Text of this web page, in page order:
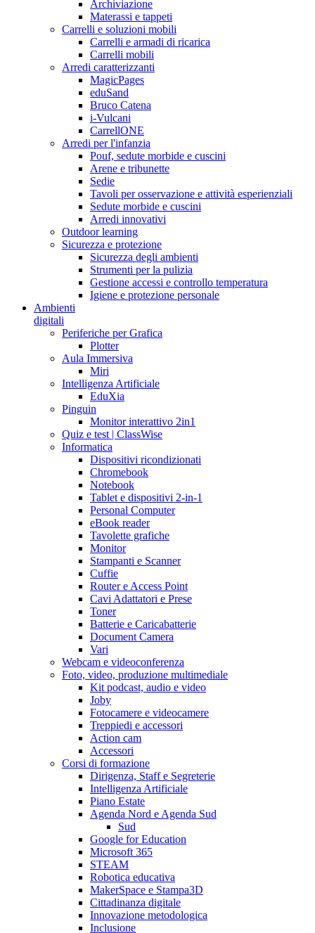
Archiviazione
Materassi e tappeti
Carrelli e soluzioni mobili
Carrelli e armadi di ricarica
Carrelli mobili
Arredi caratterizzanti
MagicPages
eduSand
Bruco Catena
i-Vulcani
CarrellONE
Arredi per l'infanzia
Pouf, sedute morbide e cuscini
Arene e tribunette
Sedie
Tavoli per osservazione e attività esperienziali
Sedute morbide e cuscini
Arredi innovativi
Outdoor learning
Sicurezza e protezione
Sicurezza degli ambienti
Strumenti per la pulizia
Gestione accessi e controllo temperatura
Igiene e protezione personale
Ambienti
digitali
Periferiche per Grafica
Plotter
Aula Immersiva
Miri
Intelligenza Artificiale
EduXia
Pinguin
Monitor interattivo 2in1
Quiz e test | ClassWise
Informatica
Dispositivi ricondizionati
Chromebook
Notebook
Tablet e dispositivi 2-in-1
Personal Computer
eBook reader
Tavolette grafiche
Monitor
Stampanti e Scanner
Cuffie
Router e Access Point
Cavi Adattatori e Prese
Toner
Batterie e Caricabatterie
Document Camera
Vari
Webcam e videoconferenza
Foto, video, produzione multimediale
Kit podcast, audio e video
Joby
Fotocamere e videocamere
Treppiedi e accessori
Action cam
Accessori
Corsi di formazione
Dirigenza, Staff e Segreterie
Intelligenza Artificiale
Piano Estate
Agenda Nord e Agenda Sud
Sud
Google for Education
Microsoft 365
STEAM
Robotica educativa
MakerSpace e Stampa3D
Cittadinanza digitale
Innovazione metodologica
Inclusione